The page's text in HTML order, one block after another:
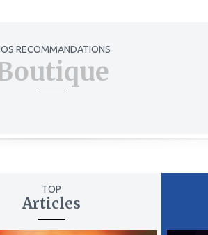
RECOMMANDATIONS
TOP
Articles